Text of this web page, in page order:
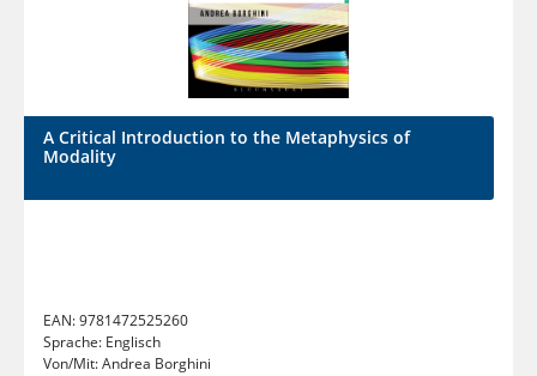
A Critical Introduction to the Metaphysics of
Modality
EAN:9781472525260
Sprache: Englisch
Von/Mit:Andrea Borghini